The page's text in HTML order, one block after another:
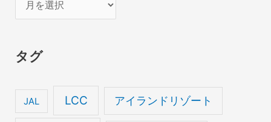
ー
イ
タグ
JAL LCC アイランドリゾート